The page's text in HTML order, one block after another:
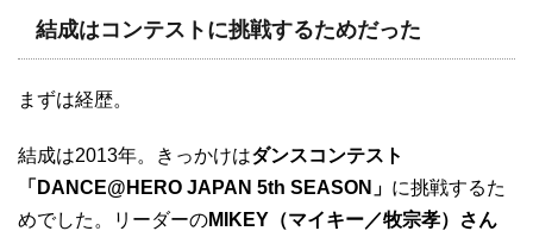
結成はコンテストに挑戦するためだった
まずは経歴。
結成は2013年。きっかけはダンスコンテスト
「DANCE@HERO JAPAN 5th SEASON」 に挑戦するた
めでした。リーダーのMIKEY（マイキー／牧宗孝）さん